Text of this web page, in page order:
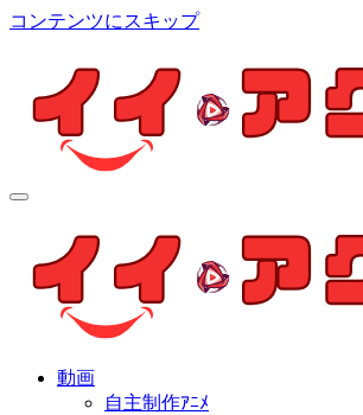
コンテンツにスキップ
個人制作アニメを中心とした動画紹介ブ
動画
自主制作ｱﾆﾒ